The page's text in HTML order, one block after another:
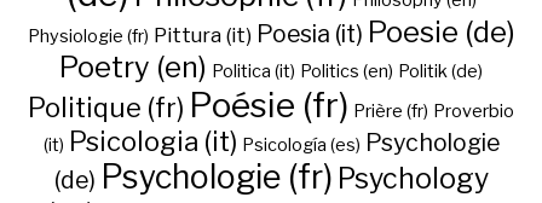
Physiologie (fr) Pittura (it) Poesia (it) Poesie (de)
Poetry (en) Politica (it) Politics (en) Politik (de)
Politique (fr) Poésie (fr) Prière (fr) Proverbio
(it) Psicologia (it) Psicología (es) Psychologie
(de) Psychologie (fr) Psychology